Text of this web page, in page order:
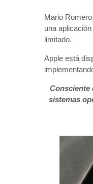
Mario
una
limitado.
Apple está
Consciente
sistemas